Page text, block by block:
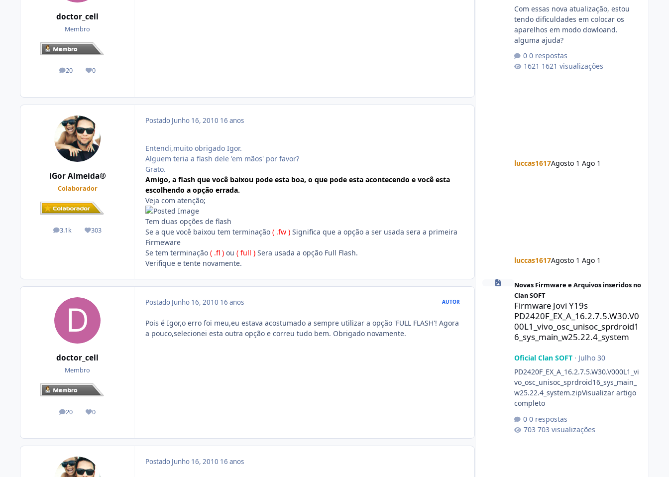
doctor_cell
Membro
20
posts 0
Reputação
iGor Almeida®
Colaborador
3.1k
posts 303
Reputação
Postado Junho 16, 2010 16 anos
Entendi,muito obrigado Igor.
Alguem teria a flash dele 'em mãos' por favor?
Grato.
Amigo, a flash que você baixou pode esta boa, o que pode esta acontecendo e você esta
escolhendo a opção errada.
Veja com atenção;
Tem duas opções de flash
Se a que você baixou tem terminação ( .fw ) Significa que a opção a ser usada sera a primeira
Firmeware
Se tem terminação ( .fl ) ou ( full ) Sera usada a opção Full Flash.
Verifique e tente novamente.
doctor_cell
Membro
20
posts 0
Reputação
Postado Junho 16, 2010 16 anos AUTOR
Pois é Igor,o erro foi meu,eu estava acostumado a sempre utilizar a opção 'FULL FLASH'! Agora
a pouco,selecionei esta outra opção e correu tudo bem. Obrigado novamente.
Postado Junho 16, 2010 16 anos
Com essas nova atualização, estou
tendo dificuldades em colocar os
aparelhos em modo dowloand.
alguma ajuda?
0 respostas
1621 visualizações
luccas1617Agosto 1 Ago 1
luccas1617Agosto 1 Ago 1
Firmware Jovi Y19s
Novas Firmware e Arquivos inseridos no
Clan SOFT
Firmware Jovi Y19s
PD2420F_EX_A_16.2.7.5.W30.V0
00L1_vivo_osc_unisoc_sprdroid1
6_sys_main_w25.22.4_system
Oficial Clan SOFT· Julho 30
PD2420F_EX_A_16.2.7.5.W30.V000L1_vi
vo_osc_unisoc_sprdroid16_sys_main_
w25.22.4_system.zipVisualizar artigo
completo
0 respostas
703 visualizações